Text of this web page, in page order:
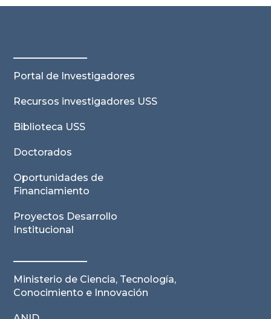
Portal de Investigadores
Recursos investigadores USS
Biblioteca USS
Doctorados
Oportunidades de
Financiamiento
Proyectos Desarrollo
Institucional
Ministerio de Ciencia, Tecnología,
Conocimiento e Innovación